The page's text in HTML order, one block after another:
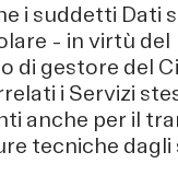
i suddetti Dati
– in virtù del
di gestore del
i Servizi
anche per il
tecniche dagli